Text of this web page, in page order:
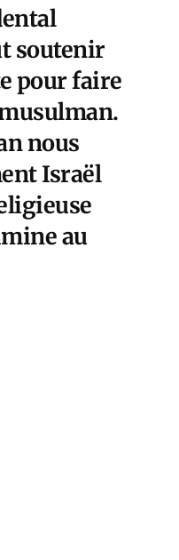
soutenir
pour faire
nous
Israël
au